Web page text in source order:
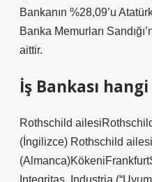
Bankanın %28,09’u
Banka Memurları
aittir.
İş Bankası
Rothschild
(İngilizce) Rothschild ailesi
Integritas, Industria